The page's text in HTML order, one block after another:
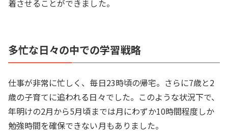
着させることができました。
多忙な日々の中での学習戦略
仕事が非常に忙しく、毎日23時頃の帰宅。さらに7歳と2
歳の子育てに追われる日々でした。このような状況下で、
年明けの2月から5月頃までは月にわずか10時間程度しか
勉強時間を確保できない月もありました。